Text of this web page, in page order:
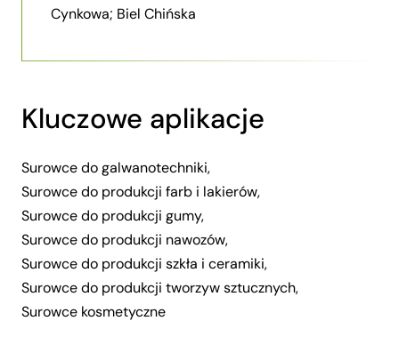
Cynkowa; Biel Chińska
Kluczowe aplikacje
Surowce do galwanotechniki,
Surowce do produkcji farb i lakierów,
Surowce do produkcji gumy,
Surowce do produkcji nawozów,
Surowce do produkcji szkła i ceramiki,
Surowce do produkcji tworzyw sztucznych,
Surowce kosmetyczne